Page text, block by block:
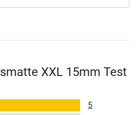
XXL 15mm Test
5